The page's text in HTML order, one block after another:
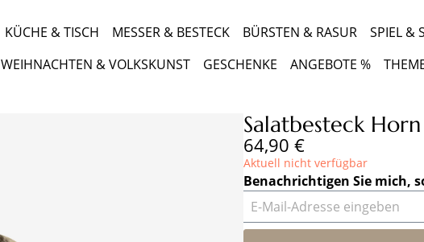
KÜCHE & TISCH MESSER & BESTECK BÜRSTEN & RASUR
SPIEL &
WEIHNACHTEN & VOLKSKUNST
GESCHENKE ANGEBOTE %
Salatbesteck
Regulärer Preis:
64,90 €
Aktuell nicht verfügbar
Benachrichtigen Sie mich,
E-Mail-Adresse eingeben